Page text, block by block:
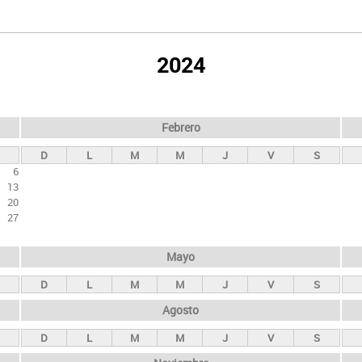
2024
6
13
20
27
Febrero
D L M M J V S
Mayo
D L M M J V S
Agosto
D L M M J V S